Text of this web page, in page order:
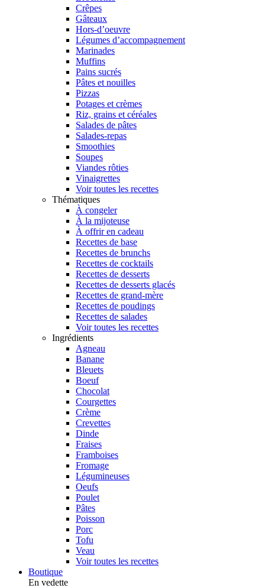
Crêpes
Gâteaux
Hors-d’oeuvre
Légumes d’accompagnement
Marinades
Muffins
Pains sucrés
Pâtes et nouilles
Pizzas
Potages et crèmes
Riz, grains et céréales
Salades de pâtes
Salades-repas
Smoothies
Soupes
Viandes rôties
Vinaigrettes
Voir toutes les recettes
Thématiques
À congeler
À la mijoteuse
À offrir en cadeau
Recettes de base
Recettes de brunchs
Recettes de cocktails
Recettes de desserts
Recettes de desserts glacés
Recettes de grand-mère
Recettes de poudings
Recettes de salades
Voir toutes les recettes
Ingrédients
Agneau
Banane
Bleuets
Boeuf
Chocolat
Courgettes
Crème
Crevettes
Dinde
Fraises
Framboises
Fromage
Légumineuses
Oeufs
Poulet
Pâtes
Poisson
Porc
Tofu
Veau
Voir toutes les recettes
Boutique
En vedette